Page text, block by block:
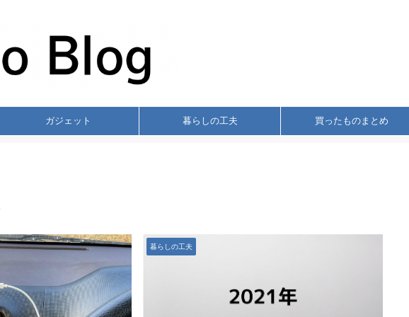
ガジェット 暮らしの工夫 買ったものまとめ
暮らしの工夫